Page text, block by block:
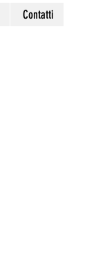
Contatti